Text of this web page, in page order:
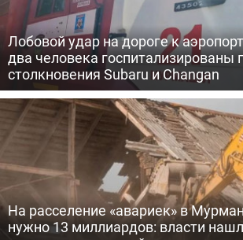
Лобовой удар на дороге к
два человека госпитализированы
столкновения Subaru и Changan
На расселение «авариек» в
нужно 13 миллиардов: власти